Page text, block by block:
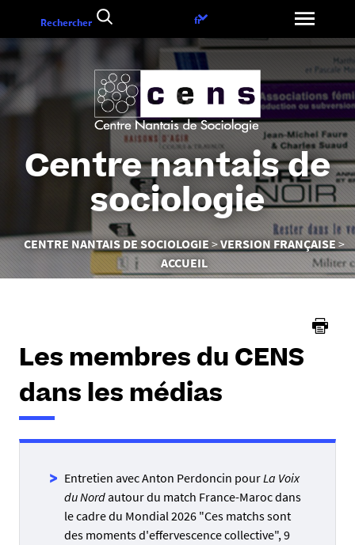
contenu
Centre nantais de
sociologie
Vous
ici :
CENTRE NANTAIS DE SOCIOLOGIE
VERSION FRANÇAISE
ACCUEIL
Rechercher
Choix
la
langue
fr
Les membres du CENS
dans les médias
Entretien avec Anton Perdoncin pourLa Voix
du Nordautour du match France-Maroc dans
le cadre du Mondial 2026 "Ces matchs sont
des moments d'effervescence collective", 9